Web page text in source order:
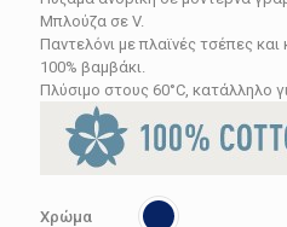
Μπλούζα σε V.
Παντελόνι με πλαϊνές τσέπες
100% βαμβάκι.
Πλύσιμο στους 60°C, κατάλληλο
Χρώμα